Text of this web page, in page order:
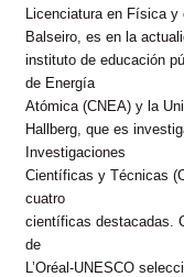
Licenciatura en Física
Balseiro, es en la
instituto de educación
de Energía
Atómica (CNEA) y la
Hallberg, que es
Investigaciones
Científicas y Técnicas
cuatro
científicas destacadas.
de
L’Oréal-UNESCO